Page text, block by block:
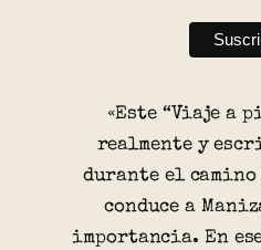
«Este “Viaje a
realmente y
durante el camino
conduce a
importancia. En